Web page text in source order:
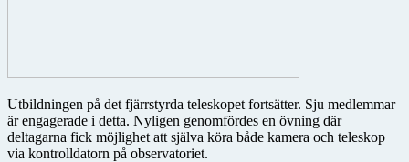
Utbildningen på det fjärrstyrda teleskopet fortsätter. Sju medlemmar
är engagerade i detta. Nyligen genomfördes en övning där
deltagarna fick möjlighet att själva köra både kamera och teleskop
via kontrolldatorn på observatoriet.